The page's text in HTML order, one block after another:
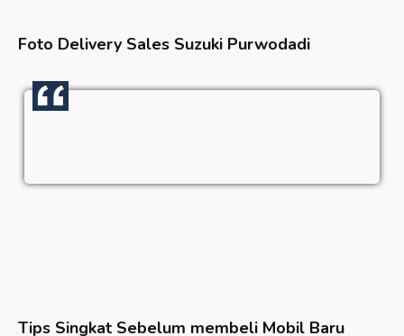
Foto Delivery Sales Suzuki Purwodadi
Tips Singkat Sebelum membeli Mobil Baru